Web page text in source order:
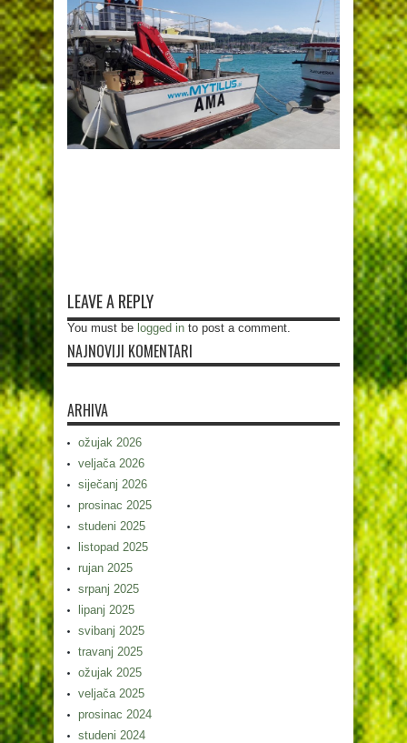
LEAVE A REPLY
You must be logged in to post a comment.
NAJNOVIJI KOMENTARI
ARHIVA
ožujak 2026
veljača 2026
siječanj 2026
prosinac 2025
studeni 2025
listopad 2025
rujan 2025
srpanj 2025
lipanj 2025
svibanj 2025
travanj 2025
ožujak 2025
veljača 2025
prosinac 2024
studeni 2024